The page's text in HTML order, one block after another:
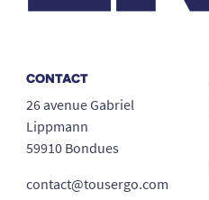
CONTACT
26 avenue Gabriel
Lippmann
59910 Bondues
contact@tousergo.com